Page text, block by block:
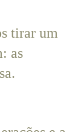
tirar um
as